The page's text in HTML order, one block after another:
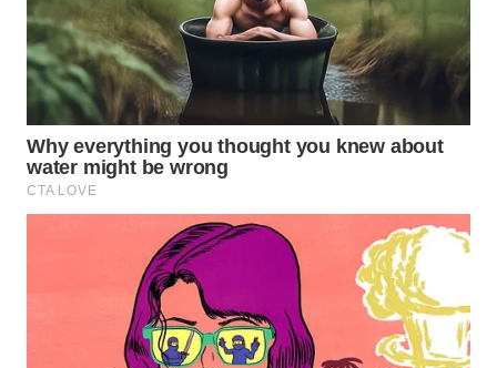
WAHANA
PERSONA
WAHANA
OTOMOTIF
WAHANA